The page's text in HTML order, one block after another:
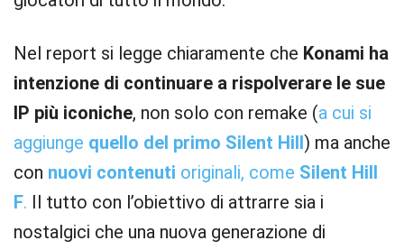
Nel report si legge chiaramente che Konami ha
intenzione di continuare a rispolverare le sue
IP più iconiche, non solo con remake (a cui si
aggiunge quello del primo Silent Hill) ma anche
con nuovi contenuti originali, come Silent Hill
F. Il tutto con l’obiettivo di attrarre sia i
nostalgici che una nuova generazione di